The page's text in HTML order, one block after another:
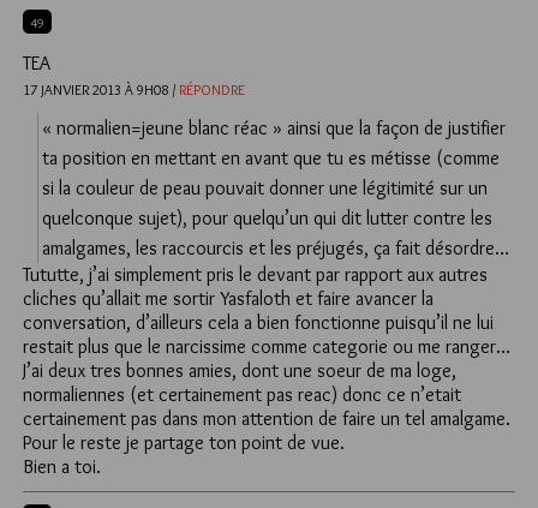
49
TEA
17 JANVIER 2013 À 9H08 / RÉPONDRE
« normalien=jeune blanc réac » ainsi que la façon de justifier
ta position en mettant en avant que tu es métisse (comme
si la couleur de peau pouvait donner une légitimité sur un
quelconque sujet), pour quelqu’un qui dit lutter contre les
amalgames, les raccourcis et les préjugés, ça fait désordre…
Tututte, j’ai simplement pris le devant par rapport aux autres
cliches qu’allait me sortir Yasfaloth et faire avancer la
conversation, d’ailleurs cela a bien fonctionne puisqu’il ne lui
restait plus que le narcissime comme categorie ou me ranger…
J’ai deux tres bonnes amies, dont une soeur de ma loge,
normaliennes (et certainement pas reac) donc ce n’etait
certainement pas dans mon attention de faire un tel amalgame.
Pour le reste je partage ton point de vue.
Bien a toi.